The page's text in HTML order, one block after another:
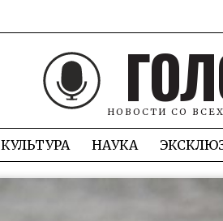
НОВОСТИ СО
КУЛЬТУРА НАУКА